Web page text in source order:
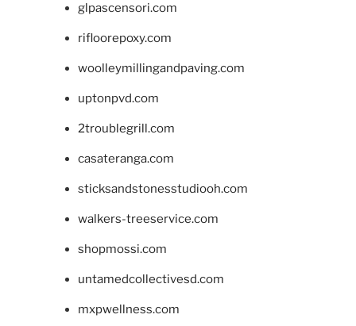
glpascensori.com
rifloorepoxy.com
woolleymillingandpaving.com
uptonpvd.com
2troublegrill.com
casateranga.com
sticksandstonesstudiooh.com
walkers-treeservice.com
shopmossi.com
untamedcollectivesd.com
mxpwellness.com